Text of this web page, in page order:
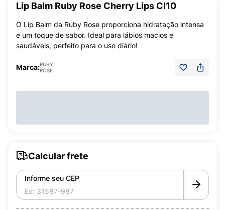
Lip Balm Ruby Rose Cherry Lips Cl10
O Lip Balm da Ruby Rose proporciona hidratação intensa
e um toque de sabor. Ideal para lábios macios e
saudáveis, perfeito para o uso diário!
Marca:RUBY
ROSE
Calcular frete
Informe seu CEP